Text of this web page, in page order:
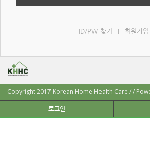
ID/PW 찾기 회원가입
Copyright 2017 Korean Home Health Care / /
로그인